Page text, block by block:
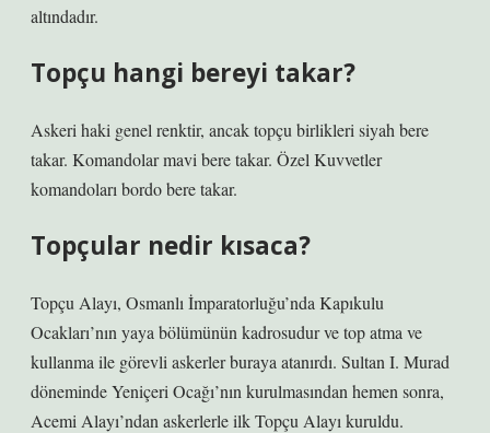
altındadır.
Topçu hangi bereyi takar?
Askeri haki genel renktir, ancak topçu birlikleri siyah bere
takar. Komandolar mavi bere takar. Özel Kuvvetler
komandoları bordo bere takar.
Topçular nedir kısaca?
Topçu Alayı, Osmanlı İmparatorluğu’nda Kapıkulu
Ocakları’nın yaya bölümünün kadrosudur ve top atma ve
kullanma ile görevli askerler buraya atanırdı. Sultan I. Murad
döneminde Yeniçeri Ocağı’nın kurulmasından hemen sonra,
Acemi Alayı’ndan askerlerle ilk Topçu Alayı kuruldu.